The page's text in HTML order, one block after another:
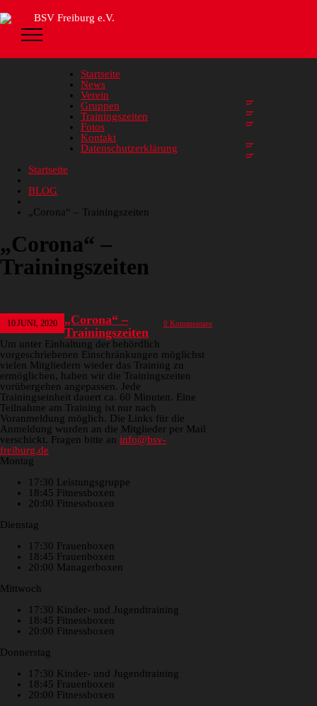
BSV Freiburg e.V.
Startseite
News
Verein
Gruppen
Trainingszeiten
Fotos
Kontakt
Datenschutzerklärung
Startseite
BLOG
„Corona“ – Trainingszeiten
„Corona“ –
Trainingszeiten
10JUNI, 2020 0 Kommentare
„Corona“ –
Trainingszeiten
Um unter Einhaltung der behördlich
vorgeschriebenen Einschränkungen möglichst
vielen Mitgliedern wieder das Training zu
ermöglichen, haben wir die Trainingszeiten
vorübergehen angepassen. Jede
Trainingseinheit dauert ca. 60 Minuten. Eine
Teilnahme am Training ist nur nach
Voranmeldung möglich. Die Links für die
Anmeldung wurden an die Mitglieder per Mail
verschickt. Fragen bitte an info@bsv-
freiburg.de
Montag
17:30 Leistungsgruppe
18:45 Fitnessboxen
20:00 Fitnessboxen
Dienstag
17:30 Frauenboxen
18:45 Frauenboxen
20:00 Managerboxen
Mittwoch
17:30 Kinder- und Jugendtraining
18:45 Fitnessboxen
20:00 Fitnessboxen
Donnerstag
17:30 Kinder- und Jugendtraining
18:45 Frauenboxen
20:00 Fitnessboxen